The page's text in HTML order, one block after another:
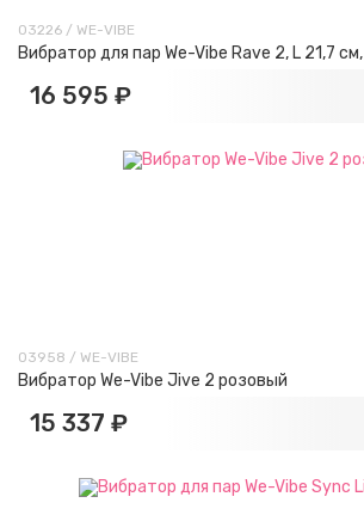
03226 / WE-VIBE
Вибратор для пар We-Vibe Rave 2, L 21,7
16 595 ₽
03958 / WE-VIBE
Вибратор We-Vibe Jive 2 розовый
15 337 ₽